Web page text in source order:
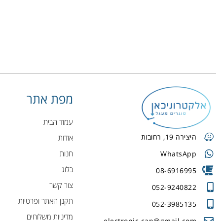
היצירה 19, רחובות
WhatsApp
08-6916995
052-9240822
052-3985135
מפת אתר
עמוד הבית
אודות
חנות
בלוג
צור קשר
תקנן האתר ופרטיות
מדיניות משלוחים